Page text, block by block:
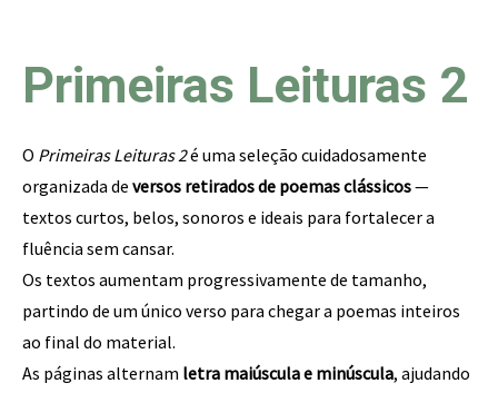
Primeiras Leituras 2
O Primeiras Leituras 2é uma seleção cuidadosamente
organizada de versos retirados de poemas clássicos—
textos curtos, belos, sonoros e ideais para fortalecer a
fluência sem cansar.
Os textos aumentam progressivamente de tamanho,
partindo de um único verso para chegar a poemas inteiros
ao final do material.
As páginas alternam letra maiúscula e minúscula, ajudando